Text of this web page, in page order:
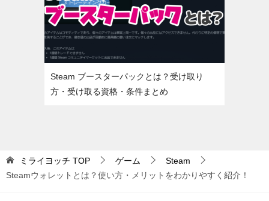
Steam ブースターパックとは？受け取り
方・受け取る資格・条件まとめ
ミライヨッチ TOP ゲーム
Steam
Steamウォレットとは？使い方・メリットをわかりやすく紹介！